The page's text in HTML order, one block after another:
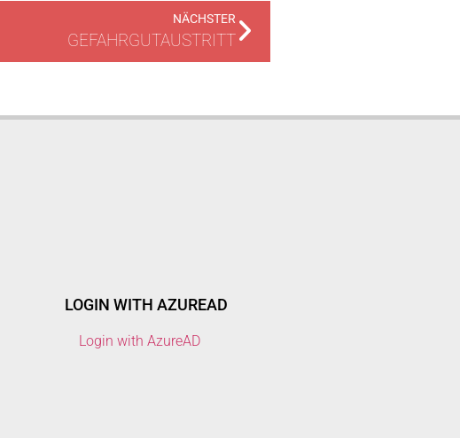
NÄCHSTER
GEFAHRGUTAUSTRITT
LOGIN WITH AZUREAD
Login with AzureAD